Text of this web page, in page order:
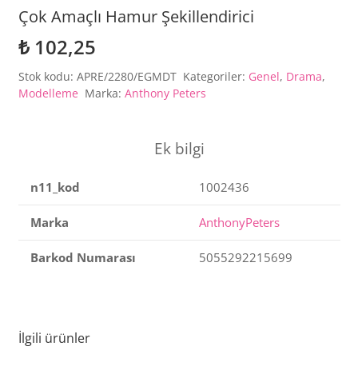
Çok Amaçlı Hamur Şekillendirici
₺102,25
Stok kodu: APRE/2280/EGMDT Kategoriler: Genel, Drama,
Modelleme Marka: Anthony Peters
Ek bilgi
n11_kod 1002436
Marka AnthonyPeters
Barkod Numarası 5055292215699
İlgili ürünler